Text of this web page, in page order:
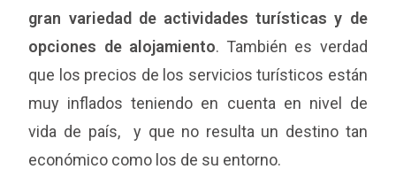
gran variedad de actividades turísticas y de
opciones de alojamiento. También es verdad
que los precios de los servicios turísticos están
muy inflados teniendo en cuenta en nivel de
vida de país, y que no resulta un destino tan
económico como los de su entorno.